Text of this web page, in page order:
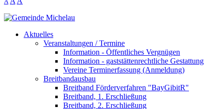
Aktuelles
Veranstaltungen / Termine
Information - Öffentliches Vergnügen
Information - gaststättenrechtliche Gestattung
Vereine Terminerfassung (Anmeldung)
Breitbandausbau
Breitband Förderverfahren "BayGibitR"
Breitband, 1. Erschließung
Breitband, 2. Erschließung